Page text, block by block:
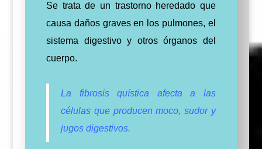
Se trata de un trastorno heredado que
causa daños graves en los pulmones, el
sistema digestivo y otros órganos del
cuerpo.
La fibrosis quística afecta a las
células que producen moco, sudor y
jugos digestivos.